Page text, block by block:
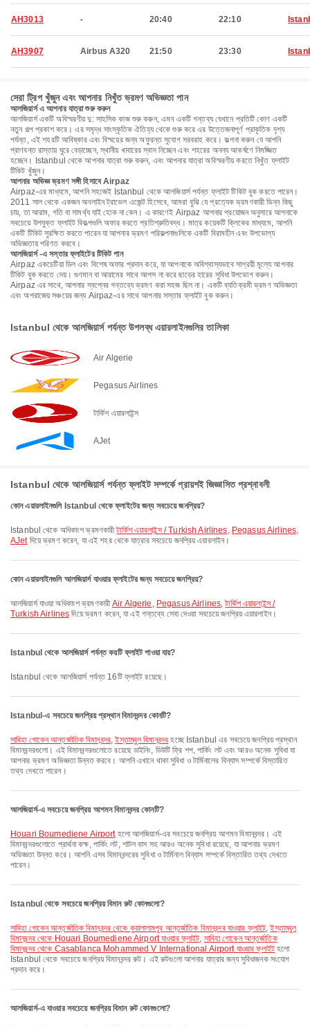
AH3013 - 20:40 22:10
AH3907 Airbus A320 21:50 23:30
সেরা ট্রিপ খুঁজুন এবং আপনার নিখুঁত ভ্রমণ অভিজ্ঞতা পান
আলজিয়ার্স এ আপনার যাত্রা শুরু করুন
আলজিয়ার্স একটি অবিস্মরণীয় দু: সাহসিক কাজ শুরু করুন, এমন একটি গন্তব্য যেখানে প্রতিটি কোণ একটি
নতুন গল্প প্রকাশ করে। এর সমৃদ্ধ সাংস্কৃতিক ঐতিহ্য থেকে শুরু করে এর উত্তেজনাপূর্ণ প্রাকৃতিক দৃশ্য
পর্যন্ত, এই শহরটি আবিষ্কার এবং বিস্ময়ের জন্য অফুরন্ত সুযোগ সরবরাহ করে। কল্পনা করুন যে আপনি
প্রাণবন্ত রাস্তায় ঘুরে বেড়াচ্ছেন, স্থানীয় খাবারের স্বাদ নিচ্ছেন এবং শহরের অনন্য আকর্ষণে নিমজ্জিত
হচ্ছেন। Istanbul থেকে আপনার যাত্রা শুরু করুন, এবং আপনার যাত্রা অবিস্মরণীয় করতে নিখুঁত ফ্লাইট
টিকিট খুঁজুন।
আপনার অভিজ্ঞ ভ্রমণ সঙ্গী হিসাবে Airpaz
Airpaz-এর মাধ্যমে, আপনি সহজেই Istanbul থেকে আলজিয়ার্স পর্যন্ত ফ্লাইট টিকিট বুক করতে পারেন।
2011 সাল থেকে একজন অনলাইন ট্রাভেল এজেন্ট হিসেবে, আমরা বুঝি যে প্রত্যেক ভ্রমণকারী ভিন্ন কিছু
চায়, তা আরাম, গতি বা সামর্থ্য যাই হোক না কেন। এ কারণেই Airpaz আপনার প্রয়োজন অনুসারে আপনাকে
সবচেয়ে উপযুক্ত ফ্লাইট বিকল্পগুলি অফার করতে প্রতিশ্রুতিবদ্ধ। মাত্র কয়েকটি ক্লিকের মাধ্যমে, আপনি
একটি টিকিট সুরক্ষিত করতে পারেন যা আপনার ভ্রমণ পরিকল্পনাগুলিকে একটি বিরামহীন এবং উপভোগ্য
অভিজ্ঞতায় পরিণত করবে।
আলজিয়ার্স -এ সস্তার ফ্লাইটের টিকিট পান
Airpaz একচেটিয়া ডিল এবং বিশেষ অফার প্রদান করে, যা আপনাকে অবিশ্বাস্যভাবে সাশ্রয়ী মূল্যে আপনার
টিকিট বুক করতে দেয়। গুণমান বা আরামের সাথে আপস না করে ছাড়ের হারের সুবিধা উপভোগ করুন।
Airpaz এর সাথে, আপনার স্বপ্নের গন্তব্যে ভ্রমণ করা সহজ ছিল না। একটি ব্যতিক্রমী ভ্রমণ অভিজ্ঞতা
এবং অপরাজেয় সঞ্চয়ের জন্য Airpaz-এর সাথে আপনার সস্তার ফ্লাইট বুক করুন।
Istanbul থেকে আলজিয়ার্স পর্যন্ত উপলব্ধ এয়ারলাইনগুলির তালিকা
Air Algerie
Pegasus Airlines
টার্কিশ এয়ারলাইন্স
AJet
Istanbul থেকে আলজিয়ার্স পর্যন্ত ফ্লাইট সম্পর্কে প্রায়শই জিজ্ঞাসিত প্রশ্নাবলী
কোন এয়ারলাইনগুলি Istanbul থেকে ফ্লাইটের জন্য সবচেয়ে জনপ্রিয়?
Istanbul থেকে অধিকাংশ ভ্রমণকারীটার্কিশ এয়ারলাইন্স / Turkish Airlines, Pegasus Airlines,
AJetদিয়ে ভ্রমণ করেন, যা এই শহর থেকে যাত্রার সবচেয়ে জনপ্রিয় এয়ারলাইন।
কোন এয়ারলাইনগুলি আলজিয়ার্স যাওয়ার ফ্লাইটের জন্য সবচেয়ে জনপ্রিয়?
আলজিয়ার্স যাওয়া অধিকাংশ ভ্রমণকারীAir Algerie , Pegasus Airlines,টার্কিশ এয়ারলাইন্স /
Turkish Airlines দিয়ে ভ্রমণ করেন, যা এই গন্তব্যে সেবা দেওয়া সবচেয়ে জনপ্রিয় এয়ারলাইন।
Istanbul থেকে আলজিয়ার্স পর্যন্ত কয়টি ফ্লাইট পাওয়া যায়?
Istanbul থেকে আলজিয়ার্স পর্যন্ত 16টি ফ্লাইট রয়েছে।
Istanbul-এ সবচেয়ে জনপ্রিয় প্রস্থান বিমানবন্দর কোনটি?
সাবিহা গোকেন আন্তর্জাতিক বিমানবন্দর,ইস্তাম্বুল বিমানবন্দর হচ্ছে Istanbul এর সবচেয়ে জনপ্রিয় প্রস্থান
বিমানবন্দরগুলো। এই বিমানবন্দরগুলোতে রয়েছে ডাইনিং, ডিউটি ফ্রি শপ, পার্কিং লট এবং আরও অনেক সুবিধা যা
আপনার ভ্রমণ অভিজ্ঞতা উন্নত করবে। আপনি এখানে থাকা সুবিধা ও টার্মিনালের বিন্যাস সম্পর্কে বিস্তারিত
তথ্য দেখতে পারেন।
আলজিয়ার্স-এ সবচেয়ে জনপ্রিয় আগমন বিমানবন্দর কোনটি?
Houari Boumediene Airportহলো আলজিয়ার্স-এর সবচেয়ে জনপ্রিয় আগমন বিমানবন্দর। এই
বিমানবন্দরগুলোতে প্রার্থনা কক্ষ, পার্কিং লট, শাটল বাস সহ আরও অনেক সুবিধা রয়েছে, যা আপনার ভ্রমণ
অভিজ্ঞতা উন্নত করে। আপনি এসব বিমানবন্দরের সুবিধা ও টার্মিনাল বিন্যাস সম্পর্কে বিস্তারিত তথ্য দেখতে
পারেন।
Istanbul থেকে সবচেয়ে জনপ্রিয় বিমান রুট কোনগুলো?
সাবিহা গোকেন আন্তর্জাতিক বিমানবন্দর থেকে কুয়ালালামপুর আন্তর্জাতিক বিমানবন্দর যাওয়ার ফ্লাইট,ইস্তাম্বুল
বিমানবন্দর থেকে Houari Boumediene Airport যাওয়ার ফ্লাইট, সাবিহা গোকেন আন্তর্জাতিক
বিমানবন্দর থেকে Casablanca Mohammed V International Airport যাওয়ার ফ্লাইটহলো
Istanbul থেকে সবচেয়ে জনপ্রিয় বিমানবন্দর রুট। এই রুটগুলো আপনার যাত্রার জন্য সুবিধাজনক সংযোগ
প্রদান করে।
আলজিয়ার্স-এ যাওয়ার সবচেয়ে জনপ্রিয় বিমান রুট কোনগুলো?